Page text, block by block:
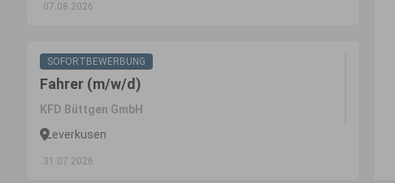
07.08.2026
SOFORTBEWERBUNG
Fahrer (m/w/d)
KFD Büttgen GmbH
Leverkusen
31.07.2026